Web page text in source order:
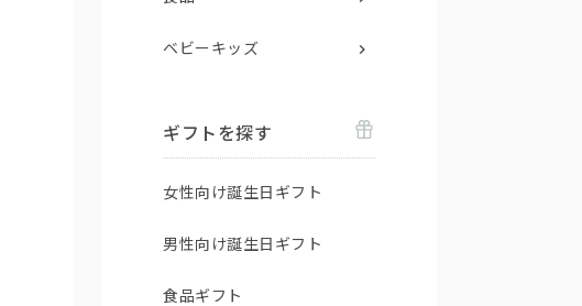
ベビーキッズ
ギフトを探す
女性向け誕生日ギフト
男性向け誕生日ギフト
食品ギフト